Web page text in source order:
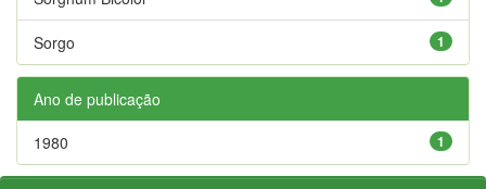
1
Sorgo
Ano de publicação
1
1980